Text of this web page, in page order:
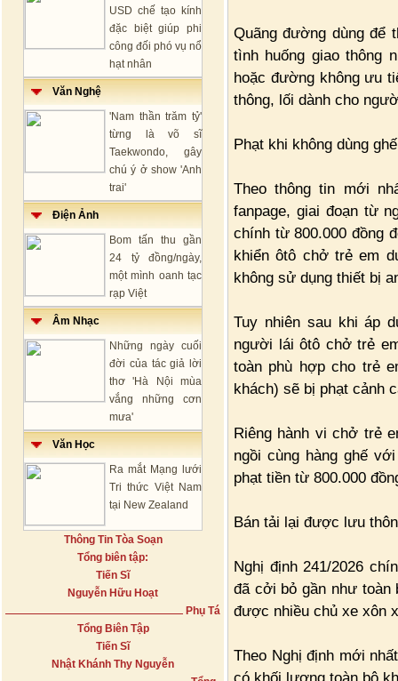
USD chế tạo kính
đặc biệt giúp phi
công đối phó vụ nổ
hạt nhân
Văn Nghệ
'Nam thần trăm tỷ'
từng là võ sĩ
Taekwondo, gây
chú ý ở show 'Anh
trai'
Điện Ảnh
Bom tấn thu gần
24 tỷ đồng/ngày,
một mình oanh tạc
rạp Việt
Âm Nhạc
Những ngày cuối
đời của tác giả lời
thơ 'Hà Nội mùa
vắng những cơn
mưa'
Văn Học
Ra mắt Mạng lưới
Tri thức Việt Nam
tại New Zealand
Thông Tin Tòa Soạn
Tổng biên tập:
Tiến Sĩ
Nguyễn Hữu Hoạt
Phụ Tá
Tổng Biên Tập
Tiến Sĩ
Nhật Khánh Thy Nguyễn
Quãng đường dùng để
tình huống giao thông
hoặc đường không ưu
thông, lối dành cho
Phạt khi không dùng
Theo thông tin mới
fanpage, giai đoạn từ
chính từ 800.000 đồng
khiển ôtô chở trẻ em
không sử dụng thiết bị
Tuy nhiên sau khi áp
người lái ôtô chở trẻ
toàn phù hợp cho trẻ
khách) sẽ bị phạt cảnh
Riêng hành vi chở trẻ
ngồi cùng hàng ghế
phạt tiền từ 800.000
Bán tải lại được lưu
Nghị định 241/2026
đã cởi bỏ gần như toàn
được nhiều chủ xe xôn
Theo Nghị định mới
có khối lượng toàn bộ